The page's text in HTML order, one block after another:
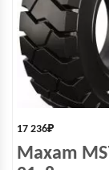
17 236₽
Maxam